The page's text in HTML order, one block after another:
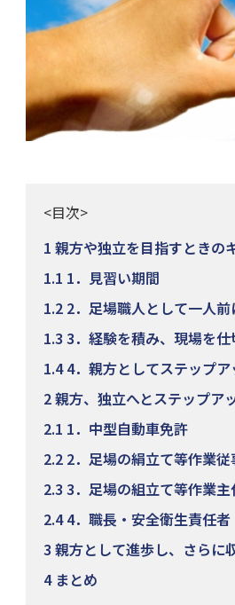
<目次>
1 親方や独立を目指すときの
1.1 1．見習い期間
1.2 2．足場職人として一人前
1.3 3．経験を積み、現場を
1.44．親方としてステップア
2親方、独立へとステップア
2.1 1．中型自動車免許
2.2 2．足場の絹立て等作業
2.3 3．足場の組立て等作業主
2.44．職長・安全衛生責任者
3 親方として進歩し、さらに
4まとめ